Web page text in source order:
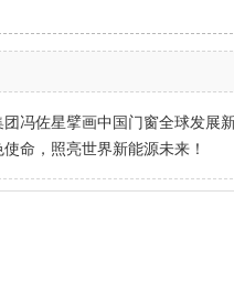
冯佐星擘画中国门窗全球发展
命，照亮世界新能源未来！